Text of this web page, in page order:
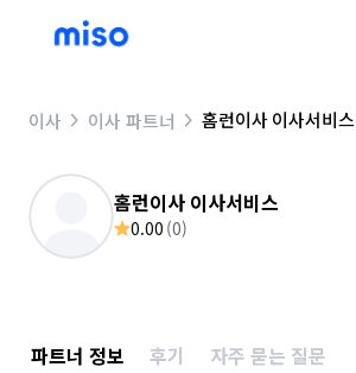
이사 이사 파트너 홈런이사 이사서비스
홈런이사 이사서비스
0.00 (0)
파트너 정보 후기 자주 묻는 질문